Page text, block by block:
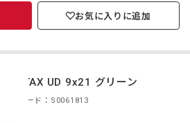
お気に入りに追加
PENTAX UD 9x21 グリーン
商品コード：S0061813